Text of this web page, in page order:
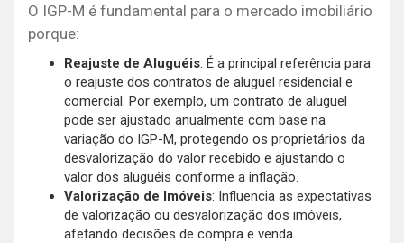
O IGP-M é fundamental para o mercado imobiliário
porque:
Reajuste de Aluguéis: É a principal referência para
o reajuste dos contratos de aluguel residencial e
comercial. Por exemplo, um contrato de aluguel
pode ser ajustado anualmente com base na
variação do IGP-M, protegendo os proprietários da
desvalorização do valor recebido e ajustando o
valor dos aluguéis conforme a inflação.
Valorização de Imóveis: Influencia as expectativas
de valorização ou desvalorização dos imóveis,
afetando decisões de compra e venda.